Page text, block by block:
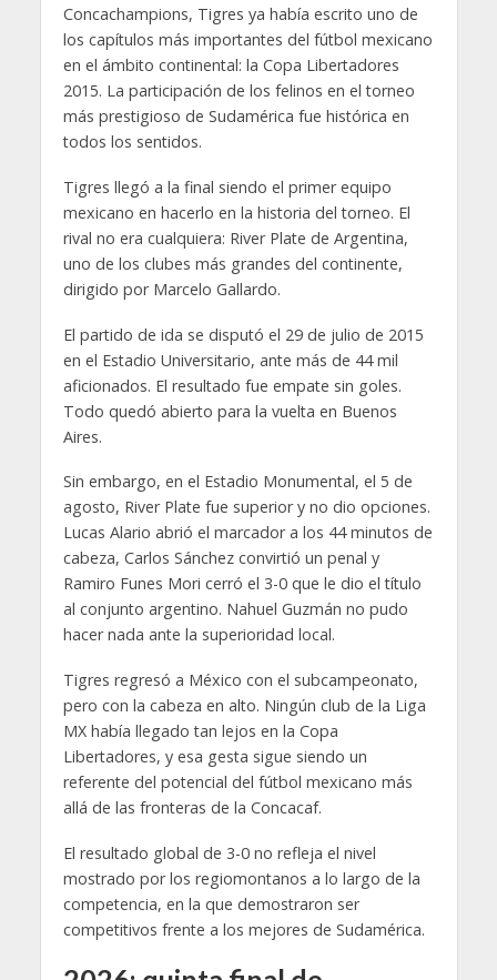
Concachampions, Tigres ya había escrito uno de
los capítulos más importantes del fútbol mexicano
en el ámbito continental: la Copa Libertadores
2015. La participación de los felinos en el torneo
más prestigioso de Sudamérica fue histórica en
todos los sentidos.
Tigres llegó a la final siendo el primer equipo
mexicano en hacerlo en la historia del torneo. El
rival no era cualquiera: River Plate de Argentina,
uno de los clubes más grandes del continente,
dirigido por Marcelo Gallardo.
El partido de ida se disputó el 29 de julio de 2015
en el Estadio Universitario, ante más de 44 mil
aficionados. El resultado fue empate sin goles.
Todo quedó abierto para la vuelta en Buenos
Aires.
Sin embargo, en el Estadio Monumental, el 5 de
agosto, River Plate fue superior y no dio opciones.
Lucas Alario abrió el marcador a los 44 minutos de
cabeza, Carlos Sánchez convirtió un penal y
Ramiro Funes Mori cerró el 3-0 que le dio el título
al conjunto argentino. Nahuel Guzmán no pudo
hacer nada ante la superioridad local.
Tigres regresó a México con el subcampeonato,
pero con la cabeza en alto. Ningún club de la Liga
MX había llegado tan lejos en la Copa
Libertadores, y esa gesta sigue siendo un
referente del potencial del fútbol mexicano más
allá de las fronteras de la Concacaf.
El resultado global de 3-0 no refleja el nivel
mostrado por los regiomontanos a lo largo de la
competencia, en la que demostraron ser
competitivos frente a los mejores de Sudamérica.